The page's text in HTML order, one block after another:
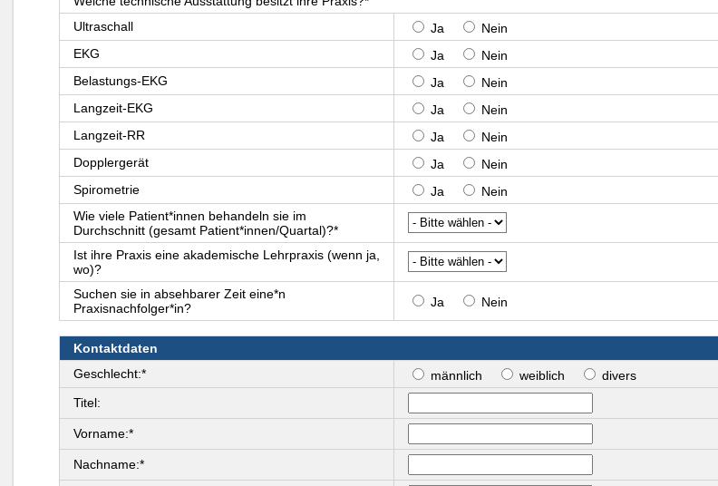
Ultraschall
Ja
Nein
EKG
Ja
Nein
Belastungs-EKG
Ja
Nein
Langzeit-EKG
Ja
Nein
Langzeit-RR
Ja
Nein
Dopplergerät
Ja
Nein
Spirometrie
Ja
Nein
Wie viele Patient*innen behandeln sie im
Durchschnitt (gesamt Patient*innen/Quartal)?*
Ist ihre Praxis eine akademische Lehrpraxis (wenn ja,
wo)?
Suchen sie in absehbarer Zeit eine*n
Praxisnachfolger*in?
Ja Nein
Kontaktdaten
Geschlecht:*
männlich weiblich
divers
Titel:
Vorname:*
Nachname:*